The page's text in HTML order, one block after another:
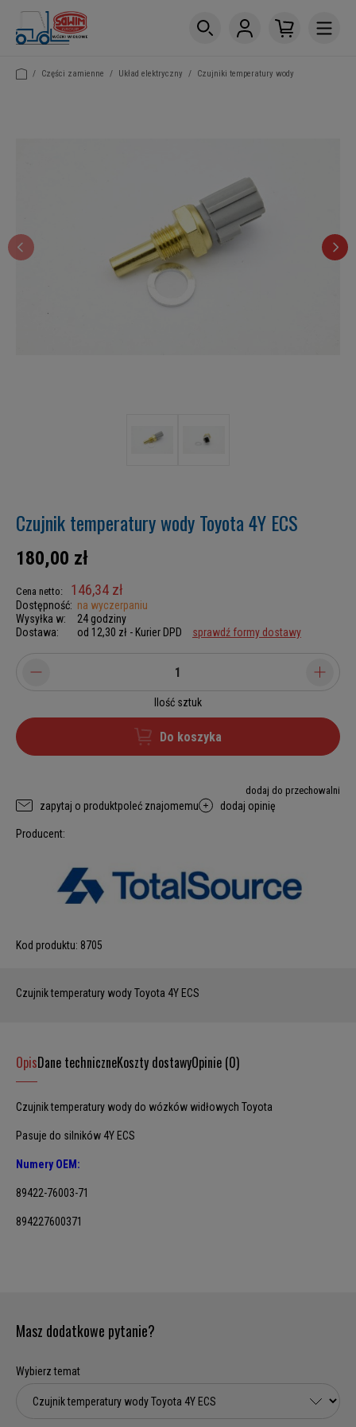
/ Części zamienne / Układ elektryczny / Czujniki temperatury wody
Czujnik temperatury wody Toyota 4Y ECS
180,00 zł
Cena netto: 146,34 zł
Dostępność: na wyczerpaniu
Wysyłka w:
24 godziny
Dostawa:
od 12,30 zł - Kurier DPD sprawdź formy dostawy
Ilość sztuk
Do koszyka
dodaj do przechowalni
zapytaj o produktpoleć znajomemu dodaj opinię
Producent:
Kod produktu: 8705
Czujnik temperatury wody Toyota 4Y ECS
OpisDane techniczneKoszty dostawyOpinie (0)
Czujnik temperatury wody do wózków widłowych Toyota
Pasuje do silników 4Y ECS
Numery OEM:
89422-76003-71
894227600371
Masz dodatkowe pytanie?